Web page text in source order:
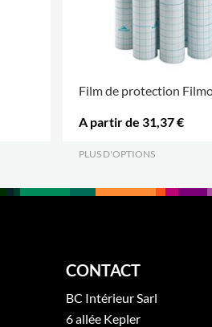
Film de protection
A partir de 31,37 €
PLUS D'OPTIONS
CONTACT
BC Intérieur Sarl
6 allée Kepler